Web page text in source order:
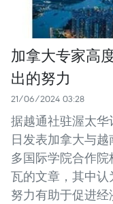
加拿大专家高
出的努力
21/06/2024 03:28
据越通社驻渥太
日发表加拿大与
多国际学院合作院
瓦的文章，其中
努力有助于促进经